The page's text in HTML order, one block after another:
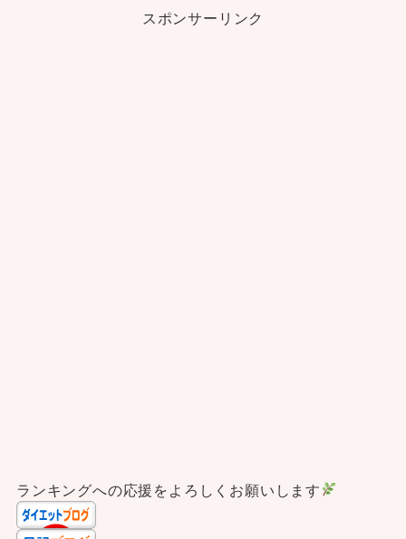
スポンサーリンク
ランキングへの応援をよろしくお願いします